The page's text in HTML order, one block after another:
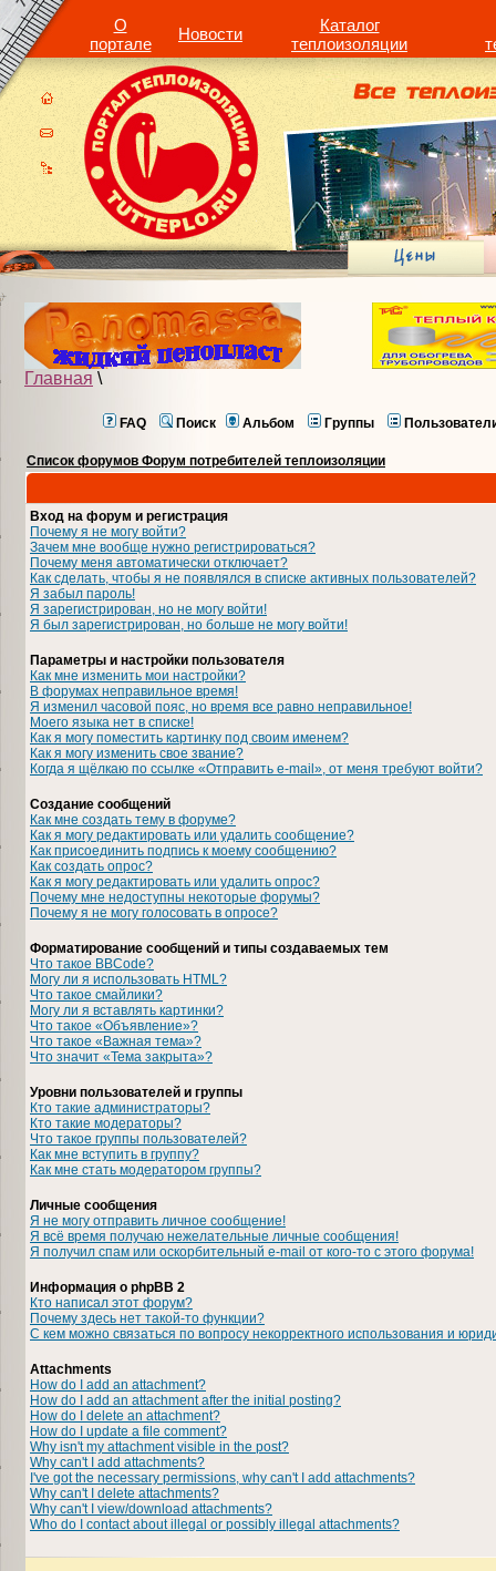
О
портале
Новости
Каталог
теплоизоляции
Главная \
FAQ Поиск Альбом Группы
Список форумов Форум потребителей теплоизоляции
Вход на форум и регистрация
Почему я не могу войти?
Зачем мне вообще нужно регистрироваться?
Почему меня автоматически отключает?
Как сделать, чтобы я не появлялся в списке активных пользователей?
Я забыл пароль!
Я зарегистрирован, но не могу войти!
Я был зарегистрирован, но больше не могу войти!
Параметры и настройки пользователя
Как мне изменить мои настройки?
В форумах неправильное время!
Я изменил часовой пояс, но время все равно неправильное!
Моего языка нет в списке!
Как я могу поместить картинку под своим именем?
Как я могу изменить свое звание?
Когда я щёлкаю по ссылке «Отправить e-mail», от меня требуют войти?
Создание сообщений
Как мне создать тему в форуме?
Как я могу редактировать или удалить сообщение?
Как присоединить подпись к моему сообщению?
Как создать опрос?
Как я могу редактировать или удалить опрос?
Почему мне недоступны некоторые форумы?
Почему я не могу голосовать в опросе?
Форматирование сообщений и типы создаваемых тем
Что такое BBCode?
Могу ли я использовать HTML?
Что такое смайлики?
Могу ли я вставлять картинки?
Что такое «Объявление»?
Что такое «Важная тема»?
Что значит «Тема закрыта»?
Уровни пользователей и группы
Кто такие администраторы?
Кто такие модераторы?
Что такое группы пользователей?
Как мне вступить в группу?
Как мне стать модератором группы?
Личные сообщения
Я не могу отправить личное сообщение!
Я всё время получаю нежелательные личные сообщения!
Я получил спам или оскорбительный e-mail от кого-то с этого форума!
Информация о phpBB 2
Кто написал этот форум?
Почему здесь нет такой-то функции?
С кем можно связаться по вопросу некорректного использования и
Attachments
How do I add an attachment?
How do I add an attachment after the initial posting?
How do I delete an attachment?
How do I update a file comment?
Why isn't my attachment visible in the post?
Why can't I add attachments?
I've got the necessary permissions, why can't I add attachments?
Why can't I delete attachments?
Why can't I view/download attachments?
Who do I contact about illegal or possibly illegal attachments?